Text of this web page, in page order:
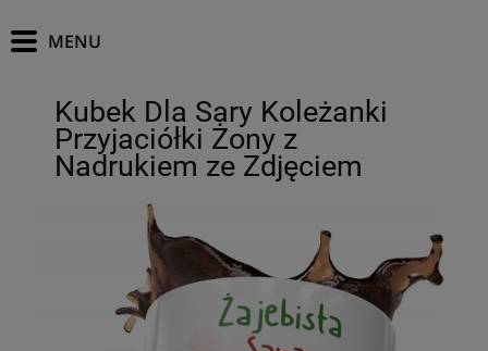
Kubek Dla Sary Koleżanki
Przyjaciółki Żony z
Nadrukiem ze Zdjęciem